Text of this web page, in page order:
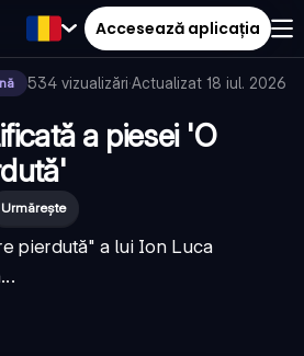
Accesează aplicația
534 vizualizări·Actualizat 18 iul. 2026
a piesei 'O
Urmărește
pierdută" a lui Ion Luca